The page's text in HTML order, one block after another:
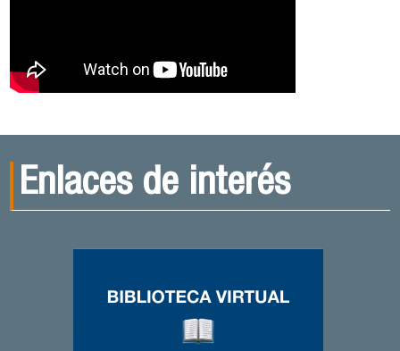
Enlaces de interés